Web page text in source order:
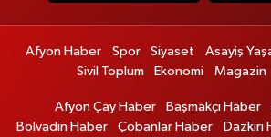
Afyon Haber Spor Siyaset Asayiş
Sivil Toplum
Ekonomi Magazin
Afyon Çay Haber Başmakçı Haber
Bolvadin Haber
Çobanlar Haber